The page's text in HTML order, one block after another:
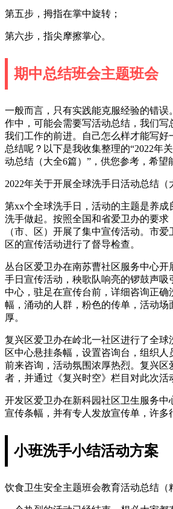
第五步，拇指在掌中旋转；
第六步，指尖摩擦掌心。
期中总结班会主题班会
一般而言，只有实践能克服经验的错误
作中，可能会需要写活动总结，我们写
我们工作的前进。自己怎么样才能写好
总结呢？以下是我收集整理的“2022年
动总结（大全6篇）”，供您参考，希望
2022年关于开展全球洗手日活动总结（
第xx个全球洗手日，活动的主题是养成
洗手做起。按照全国和省爱卫办的要求
（市、区）开展了集中宣传活动。市
区的宣传活动进行了督导检查。
丛台区爱卫办在南苏曹社区服务中心开
手日宣传活动，秧歌队响亮的锣鼓声吸
中心，驻足在宣传台前，详细咨询正确
幅，涌动的人群，粉色的传单，活动场
厚。
复兴区爱卫办在岭北一社区进行了全球
区中心悬挂条幅，设置咨询台，组织人
前来咨询，活动氛围浓厚热烈。复兴区
者，并通过《复兴时空》栏目对此次活
开发区爱卫办在新科园社区卫生服务中
宣传条幅，并有专人发放宣传单，许多
小班洗手小结活动方案
饮食卫生安全主题班会教育活动总结（